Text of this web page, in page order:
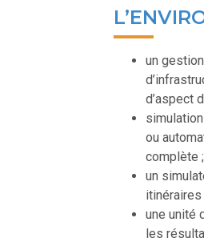
un
d’aspect
ou
complète ;
un
une unité
les